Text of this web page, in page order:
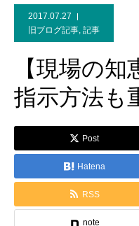
2017.07.27
旧ブログ記事, 記事
【現場の
指示方法も
Post
Hatena
RSS
note